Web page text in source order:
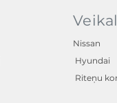
Nissan
Hyundai
Riteņu